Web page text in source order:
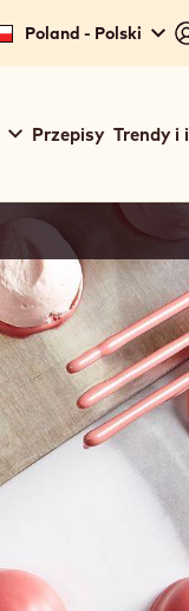
Poland - Polski
Przepisy Trendy i